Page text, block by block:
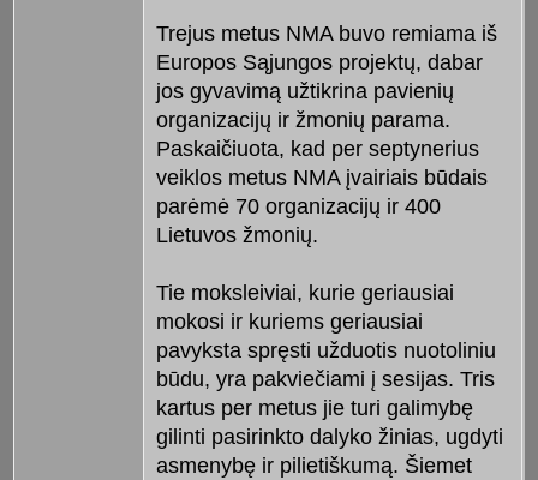
Trejus metus NMA buvo remiama iš
Europos Sąjungos projektų, dabar
jos gyvavimą užtikrina pavienių
organizacijų ir žmonių parama.
Paskaičiuota, kad per septynerius
veiklos metus NMA įvairiais būdais
parėmė 70 organizacijų ir 400
Lietuvos žmonių.
Tie moksleiviai, kurie geriausiai
mokosi ir kuriems geriausiai
pavyksta spręsti užduotis nuotoliniu
būdu, yra pakviečiami į sesijas. Tris
kartus per metus jie turi galimybę
gilinti pasirinkto dalyko žinias, ugdyti
asmenybę ir pilietiškumą. Šiemet